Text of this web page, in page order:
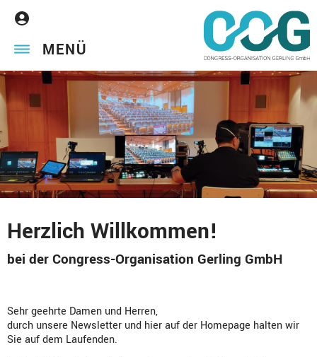
MENÜ
Herzlich Willkommen!
bei der Congress-Organisation Gerling GmbH
Sehr geehrte Damen und Herren,
durch unsere Newsletter und hier auf der Homepage halten wir
Sie auf dem Laufenden.